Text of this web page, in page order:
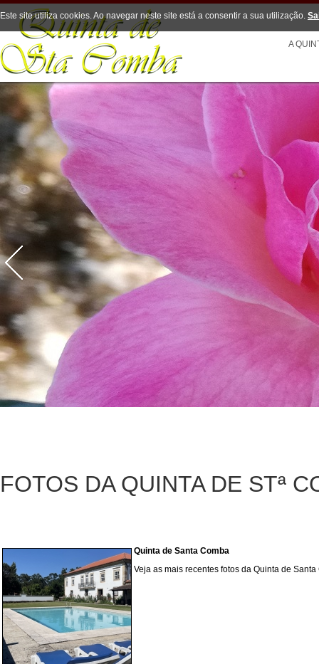
A
FOTOS DA QUINTA DE STª
Quinta de Santa Comba
Veja as mais recentes fotos da Quinta de Santa
Este site utiliza cookies. Ao navegar neste site está a consentir a sua utilização.